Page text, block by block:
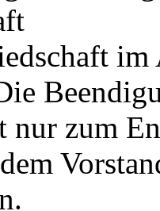
im
zum